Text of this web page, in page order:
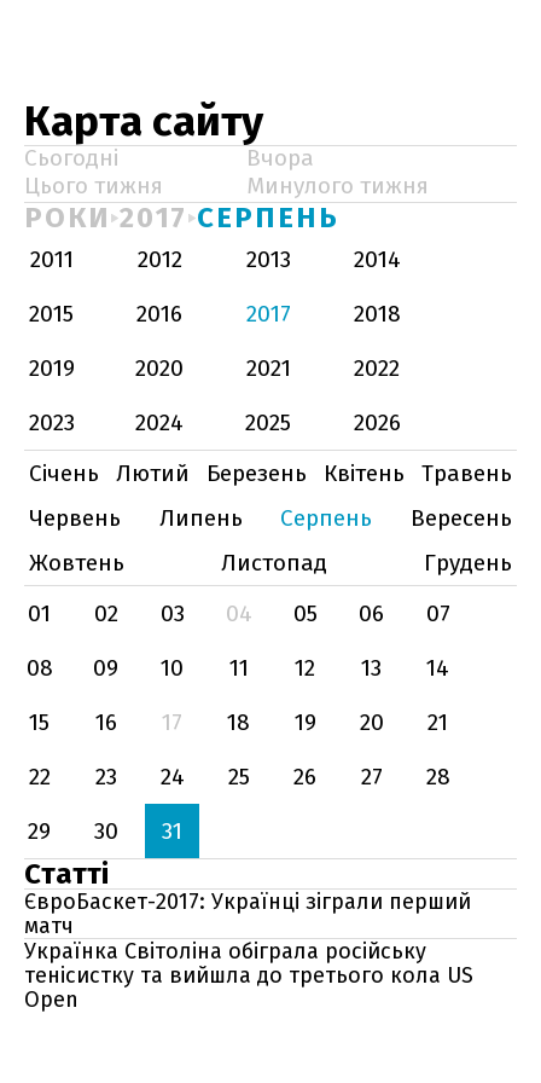
Карта сайту
Сьогодні
Вчора
Цього тижня
Минулого тижня
РОКИ 2017 СЕРПЕНЬ
2011 2012 2013
2014
2015
2016 2017
2018
2019
2020 2021
2022
2023
2024 2025
2026
Січень
Лютий Березень Квітень
Травень
Червень
Липень Серпень
Вересень
Жовтень
Листопад
Грудень
01
02 03 04 05 06
07
08
09 10 11 12 13
14
15
16 17 18 19 20
21
22
23 24 25 26 27
28
29
30 31
Статті
ЄвроБаскет-2017: Українці зіграли перший
матч
Українка Світоліна обіграла російську
тенісистку та вийшла до третього кола US
Open